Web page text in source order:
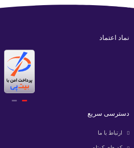
نماد اعتماد
دسترسی سریع
ارتباط با ما